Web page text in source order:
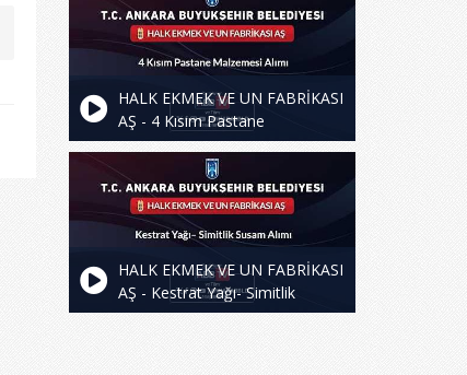
HALK EKMEK VE UN FABRİKASI
AŞ - 4 Kısım Pastane
Malzemesi Alımı
HALK EKMEK VE UN FABRİKASI
AŞ - Kestrat Yağı- Simitlik
Susam Alımı